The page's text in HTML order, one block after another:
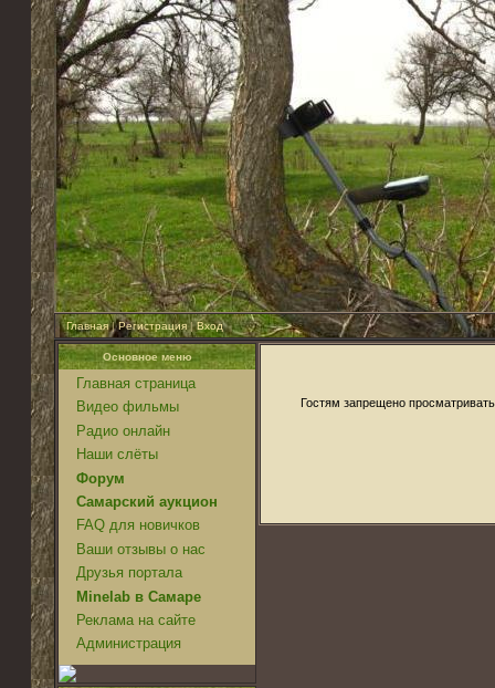
Главная|Регистрация|Вход
Основное меню
Главная страница
Видео фильмы
Радио онлайн
Наши слёты
Форум
Самарский аукцион
FAQ для новичков
Ваши отзывы о нас
Друзья портала
Minelab в Самаре
Реклама на сайте
Администрация
Гостям запрещено